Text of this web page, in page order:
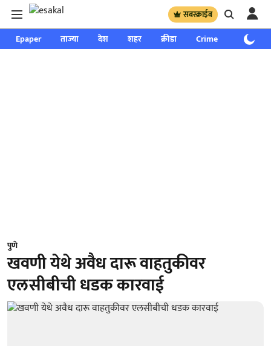
सबस्क्राईब
Epaper ताज्या देश शहर क्रीडा Crime साप्ताहिक
पुणे
खवणी येथे अवैध दारू वाहतुकीवर
एलसीबीची धडक कारवाई